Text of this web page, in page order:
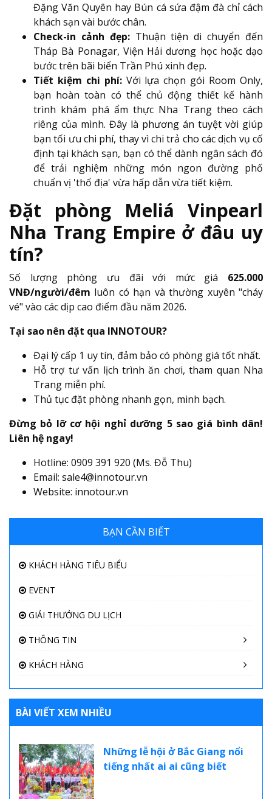
Đặng Văn Quyên hay Bún cá sứa đậm đà chỉ cách
khách sạn vài bước chân.
Check-in cảnh đẹp: Thuận tiện di chuyển đến
Tháp Bà Ponagar, Viện Hải dương học hoặc dạo
bước trên bãi biển Trần Phú xinh đẹp.
Tiết kiệm chi phí:Với lựa chọn gói Room Only,
bạn hoàn toàn có thể chủ động thiết kế hành
trình khám phá ẩm thực Nha Trang theo cách
riêng của mình. Đây là phương án tuyệt vời giúp
bạn tối ưu chi phí, thay vì chi trả cho các dịch vụ cố
định tại khách sạn, bạn có thể dành ngân sách đó
để trải nghiệm những món ngon đường phố
chuẩn vị 'thổ địa' vừa hấp dẫn vừa tiết kiệm.
Đặt phòng Meliá Vinpearl
Nha Trang Empire ở đâu uy
tín?
Số lượng phòng ưu đãi với mức giá 625.000
VNĐ/người/đêm luôn có hạn và thường xuyên "cháy
vé" vào các dịp cao điểm đầu năm 2026.
Tại sao nên đặt qua INNOTOUR?
Đại lý cấp 1 uy tín, đảm bảo có phòng giá tốt nhất.
Hỗ trợ tư vấn lịch trình ăn chơi, tham quan Nha
Trang miễn phí.
Thủ tục đặt phòng nhanh gọn, minh bạch.
Đừng bỏ lỡ cơ hội nghỉ dưỡng 5 sao giá bình dân!
Liên hệ ngay!
Hotline: 0909 391 920 (Ms. Đỗ Thu)
Email: sale4@innotour.vn
Website: innotour.vn
BẠN CẦN BIẾT
KHÁCH HÀNG TIÊU BIỂU
EVENT
GIẢI THƯỞNG DU LỊCH
THÔNG TIN
KHÁCH HÀNG
BÀI VIẾT XEM NHIỀU
Những lễ hội ở Bắc Giang nổi
tiếng nhất ai ai cũng biết